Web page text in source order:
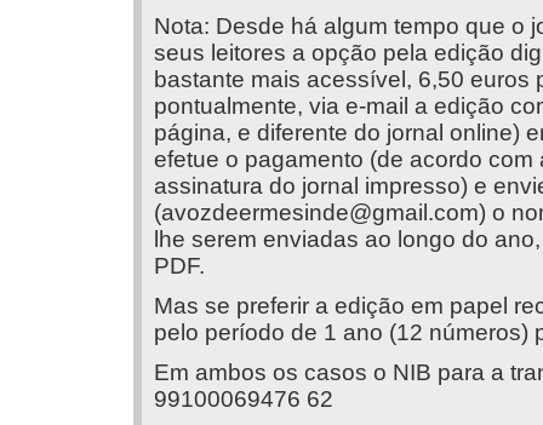
Nota: Desde há algum tempo que o
seus leitores a opção pela edição
bastante mais acessível, 6,50 euros
pontualmente, via e-mail a edição
página, e diferente do jornal online)
efetue o pagamento (de acordo
assinatura do jornal impresso) e
(avozdeermesinde@gmail.com) o
lhe serem enviadas ao longo do
PDF.
Mas se preferir a edição em papel
pelo período de 1 ano (12 números)
Em ambos os casos o NIB para a
99100069476 62